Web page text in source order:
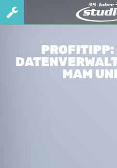
PROFITIPP:
MAM